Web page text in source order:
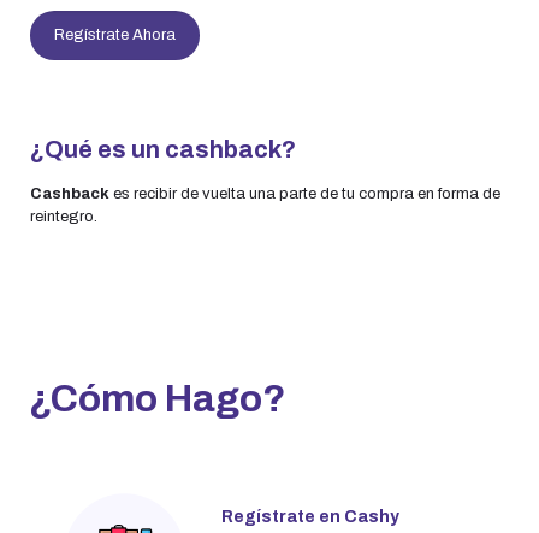
Regístrate Ahora
¿Qué es un cashback?
Cashback es recibir de vuelta una parte de tu compra en forma de
reintegro.
¿Cómo Hago?
Regístrate en Cashy